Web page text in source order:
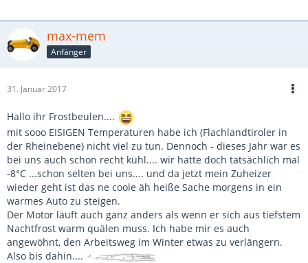
max-mem
Anfänger
31. Januar 2017
Hallo ihr Frostbeulen....
mit sooo EISIGEN Temperaturen habe ich (Flachlandtiroler in
der Rheinebene) nicht viel zu tun. Dennoch - dieses Jahr war es
bei uns auch schon recht kühl.... wir hatte doch tatsächlich mal
-8°C ...schon selten bei uns.... und da jetzt mein Zuheizer
wieder geht ist das ne coole äh heiße Sache morgens in ein
warmes Auto zu steigen.
Der Motor läuft auch ganz anders als wenn er sich aus tiefstem
Nachtfrost warm quälen muss. Ich habe mir es auch
angewöhnt, den Arbeitsweg im Winter etwas zu verlängern.
Also bis dahin....